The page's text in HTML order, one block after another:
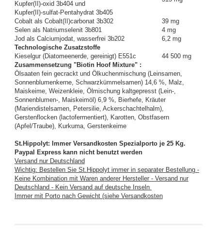
Kupfer(II)-oxid 3b404 und
Kupfer(II)-sulfat-Pentahydrat 3b405
Cobalt als Cobalt(II)carbonat 3b302
39 mg
Selen als Natriumselenit 3b801
4 mg
Jod als Calciumjodat, wasserfrei 3b202
6,2 mg
Technologische Zusatzstoffe
Kieselgur (Diatomeenerde, gereinigt) E551c
44 500 mg
Zusammensetzung "Biotin Hoof Mixture" :
Ölsaaten fein gecrackt und Ölkuchenmischung (Leinsamen,
Sonnenblumenkerne, Schwarzkümmelsamen) 14,6 %, Malz,
Maiskeime, Weizenkleie, Ölmischung kaltgepresst (Lein-,
Sonnenblumen-, Maiskeimöl) 6,9 %, Bierhefe, Kräuter
(Mariendistelsamen, Petersilie, Ackerschachtelhalm),
Gerstenflocken (lactofermentiert), Karotten, Obstfasern
(Apfel/Traube), Kurkuma, Gerstenkeime
St.Hippolyt: Immer Versandkosten Spezialporto je 25 Kg.
Paypal Express kann nicht benutzt werden
Versand nur Deutschland
Wichtig: Bestellen Sie St.Hippolyt immer in separater Bestellung -
Keine Kombination mit Waren anderer Hersteller - Versand nur
Deutschland - Kein Versand auf deutsche Inseln
Immer mit Porto nach Gewicht (siehe Versandkosten